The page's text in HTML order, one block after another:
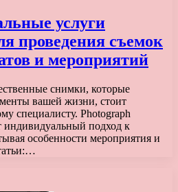
услуги
проведения съемок
и мероприятий
снимки, которые
вашей жизни, стоит
специалисту. Photograph
индивидуальный подход к
особенности мероприятия и